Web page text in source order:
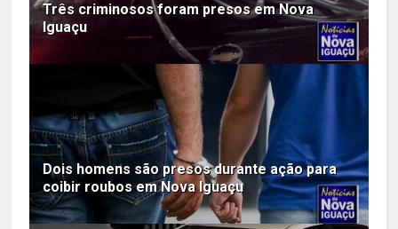
Três criminosos foram presos em Nova
Iguaçu
Dois homens são presos durante ação para
coibir roubos em Nova Iguaçu